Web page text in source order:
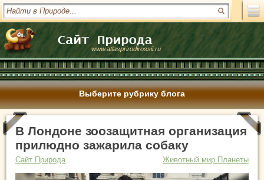
www.atlasprirodirossii.ru
Выберите рубрику блога
В Лондоне зоозащитная организация
прилюдно зажарила собаку
Сайт Природа Животный мир Планеты